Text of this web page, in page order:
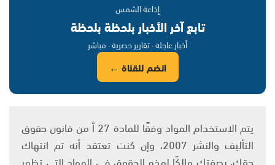
إذاعة الشمس
تابع آخر الأخبار بلحظة بلحظة
أخبار عاجلة · تقارير حصرية · مباشر
انضم للقناة ←
يتم الاستخدام المواد وفقًا للمادة 27 أ من قانون حقوق
التأليف والنشر 2007، وإن كنت تعتقد أنه تم انتهاك